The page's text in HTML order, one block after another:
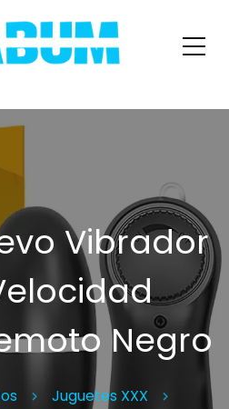
Vibrador
Negro
Juguetes XXX